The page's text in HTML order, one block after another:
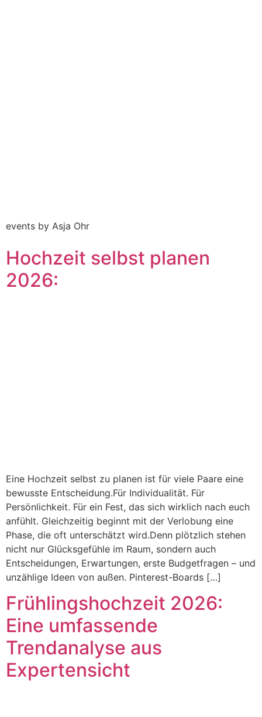
events by Asja Ohr
Hochzeit selbst planen
2026:
Eine Hochzeit selbst zu planen ist für viele Paare eine
bewusste Entscheidung.Für Individualität. Für
Persönlichkeit. Für ein Fest, das sich wirklich nach euch
anfühlt. Gleichzeitig beginnt mit der Verlobung eine
Phase, die oft unterschätzt wird.Denn plötzlich stehen
nicht nur Glücksgefühle im Raum, sondern auch
Entscheidungen, Erwartungen, erste Budgetfragen – und
unzählige Ideen von außen. Pinterest-Boards […]
Frühlingshochzeit 2026:
Eine umfassende
Trendanalyse aus
Expertensicht